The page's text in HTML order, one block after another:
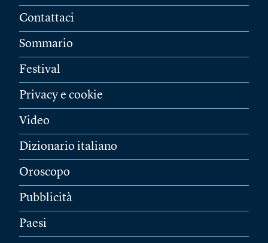
Contattaci
Sommario
Festival
Privacy e cookie
Video
Dizionario italiano
Oroscopo
Pubblicità
Paesi